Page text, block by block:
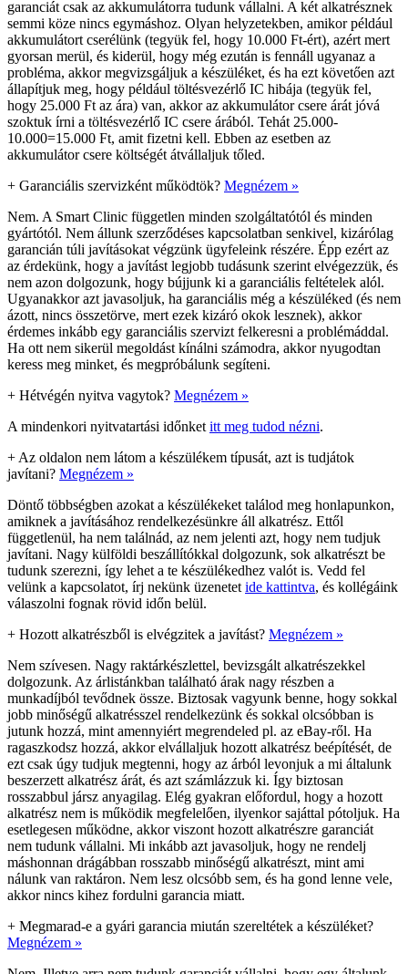
garanciát csak az akkumulátorra tudunk vállalni. A két alkatrésznek
semmi köze nincs egymáshoz. Olyan helyzetekben, amikor például
akkumulátort cserélünk (tegyük fel, hogy 10.000 Ft-ért), azért mert
gyorsan merül, és kiderül, hogy még ezután is fennáll ugyanaz a
probléma, akkor megvizsgáljuk a készüléket, és ha ezt követően azt
állapítjuk meg, hogy például töltésvezérlő IC hibája (tegyük fel,
hogy 25.000 Ft az ára) van, akkor az akkumulátor csere árát jóvá
szoktuk írni a töltésvezérlő IC csere árából. Tehát 25.000-
10.000=15.000 Ft, amit fizetni kell. Ebben az esetben az
akkumulátor csere költségét átvállaljuk tőled.
+ Garanciális szervizként működtök? Megnézem »
Nem. A Smart Clinic független minden szolgáltatótól és minden
gyártótól. Nem állunk szerződéses kapcsolatban senkivel, kizárólag
garancián túli javításokat végzünk ügyfeleink részére. Épp ezért az
az érdekünk, hogy a javítást legjobb tudásunk szerint elvégezzük, és
nem azon dolgozunk, hogy bújjunk ki a garanciális feltételek alól.
Ugyanakkor azt javasoljuk, ha garanciális még a készüléked (és nem
ázott, nincs összetörve, mert ezek kizáró okok lesznek), akkor
érdemes inkább egy garanciális szervizt felkeresni a problémáddal.
Ha ott nem sikerül megoldást kínálni számodra, akkor nyugodtan
keress meg minket, és megpróbálunk segíteni.
+ Hétvégén nyitva vagytok? Megnézem »
A mindenkori nyitvatartási időnket itt meg tudod nézni.
+ Az oldalon nem látom a készülékem típusát, azt is tudjátok
javítani? Megnézem »
Döntő többségben azokat a készülékeket találod meg honlapunkon,
amiknek a javításához rendelkezésünkre áll alkatrész. Ettől
függetlenül, ha nem találnád, az nem jelenti azt, hogy nem tudjuk
javítani. Nagy külföldi beszállítókkal dolgozunk, sok alkatrészt be
tudunk szerezni, így lehet a te készülékedhez valót is. Vedd fel
velünk a kapcsolatot, írj nekünk üzenetet ide kattintva, és kollégáink
válaszolni fognak rövid időn belül.
+ Hozott alkatrészből is elvégzitek a javítást? Megnézem »
Nem szívesen. Nagy raktárkészlettel, bevizsgált alkatrészekkel
dolgozunk. Az árlistánkban található árak nagy részben a
munkadíjból tevődnek össze. Biztosak vagyunk benne, hogy sokkal
jobb minőségű alkatrésszel rendelkezünk és sokkal olcsóbban is
jutunk hozzá, mint amennyiért megrendeled pl. az eBay-ről. Ha
ragaszkodsz hozzá, akkor elvállaljuk hozott alkatrész beépítését, de
ezt csak úgy tudjuk megtenni, hogy az árból levonjuk a mi általunk
beszerzett alkatrész árát, és azt számlázzuk ki. Így biztosan
rosszabbul jársz anyagilag. Elég gyakran előfordul, hogy a hozott
alkatrész nem is működik megfelelően, ilyenkor sajáttal pótoljuk. Ha
esetlegesen működne, akkor viszont hozott alkatrészre garanciát
nem tudunk vállalni. Mi inkább azt javasoljuk, hogy ne rendelj
máshonnan drágábban rosszabb minőségű alkatrészt, mint ami
nálunk van raktáron. Nem lesz olcsóbb sem, és ha gond lenne vele,
akkor nincs kihez fordulni garancia miatt.
+ Megmarad-e a gyári garancia miután szereltétek a készüléket?
Megnézem »